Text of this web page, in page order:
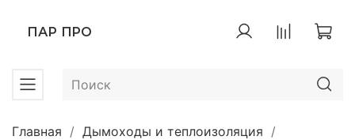
ПАР ПРО
Главная
Дымоходы и теплоизоляция